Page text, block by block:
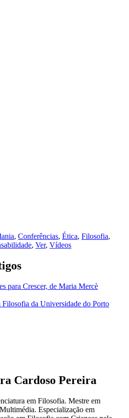
, Conferências, Ética, Filosofia,
, Ver, Vídeos
para Crescer, de Maria Mercè
Filosofia da Universidade do Porto
Cardoso Pereira
em Filosofia. Mestre em
Especialização em